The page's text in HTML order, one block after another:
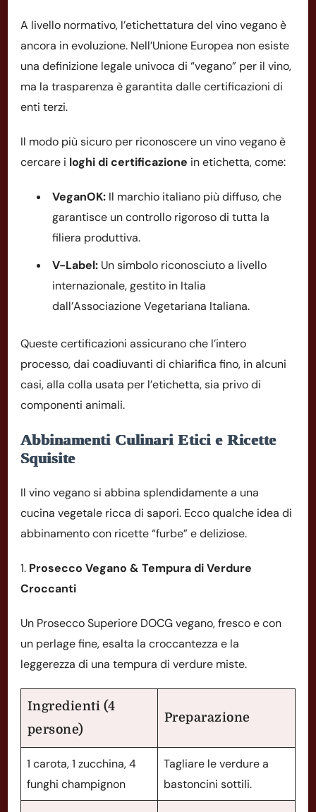
A livello normativo, l’etichettatura del vino vegano è
ancora in evoluzione. Nell’Unione Europea non esiste
una definizione legale univoca di “vegano” per il vino,
ma la trasparenza è garantita dalle certificazioni di
enti terzi.
Il modo più sicuro per riconoscere un vino vegano è
cercare i loghi di certificazione in etichetta, come:
VeganOK: Il marchio italiano più diffuso, che
garantisce un controllo rigoroso di tutta la
filiera produttiva.
V-Label: Un simbolo riconosciuto a livello
internazionale, gestito in Italia
dall’Associazione Vegetariana Italiana.
Queste certificazioni assicurano che l’intero
processo, dai coadiuvanti di chiarifica fino, in alcuni
casi, alla colla usata per l’etichetta, sia privo di
componenti animali.
Abbinamenti Culinari Etici e Ricette
Squisite
Il vino vegano si abbina splendidamente a una
cucina vegetale ricca di sapori. Ecco qualche idea di
abbinamento con ricette “furbe” e deliziose.
1. Prosecco Vegano & Tempura di Verdure
Croccanti
Un Prosecco Superiore DOCG vegano, fresco e con
un perlage fine, esalta la croccantezza e la
leggerezza di una tempura di verdure miste.
Ingredienti (4
persone)
Preparazione
1 carota, 1 zucchina, 4
funghi champignon
Tagliare le verdure a
bastoncini sottili.